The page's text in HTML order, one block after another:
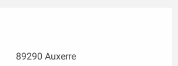
89290 Auxerre